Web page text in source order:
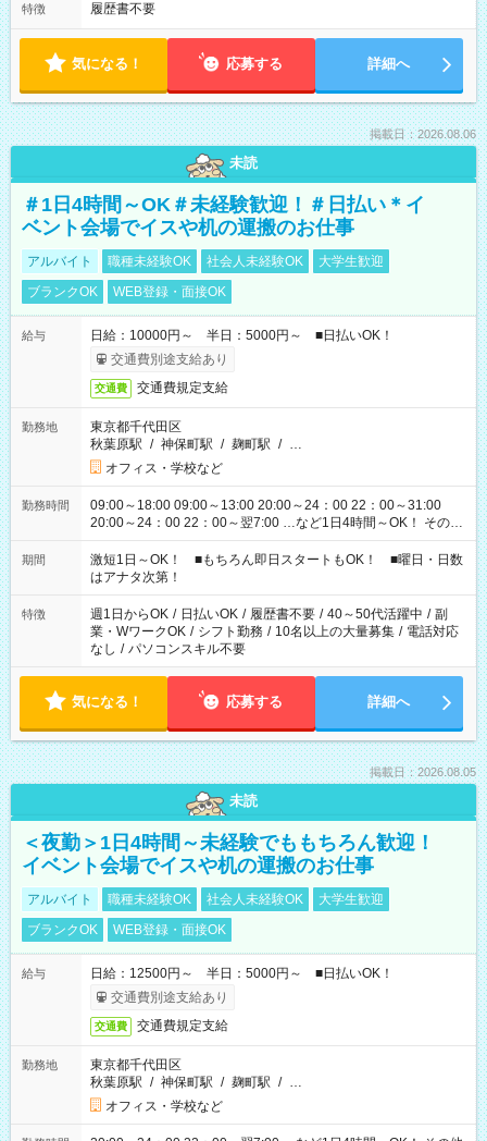
特徴 履歴書不要
気になる！ 応募する 詳細へ
掲載日：2026.08.06
未読
＃1日4時間～OK＃未経験歓迎！＃日払い＊イ
ベント会場でイスや机の運搬のお仕事
アルバイト 職種未経験OK 社会人未経験OK
大学生歓迎
ブランクOK
WEB登録・面接OK
給与
日給：10000円～ 半日：5000円～ ■日払いOK！
交通費別途支給あり
交通費 交通費規定支給
勤務地
東京都千代田区
秋葉原駅 / 神保町駅 / 麹町駅 / …
オフィス・学校など
勤務時間
09:00～18:00 09:00～13:00 20:00～24：00 22：00～31:00
20:00～24：00 22：00～翌7:00 …など1日4時間～OK！ その他
シフトもございます！ お気軽にご相談ください！
期間
激短1日～OK！ ■もちろん即日スタートもOK！ ■曜日・日数
はアナタ次第！
特徴 週1日からOK / 日払いOK / 履歴書不要 / 40～50代活躍中 / 副
業・WワークOK / シフト勤務 / 10名以上の大量募集 / 電話対応
なし / パソコンスキル不要
気になる！ 応募する 詳細へ
掲載日：2026.08.05
未読
＜夜勤＞1日4時間～未経験でももちろん歓迎！
イベント会場でイスや机の運搬のお仕事
アルバイト 職種未経験OK 社会人未経験OK
大学生歓迎
ブランクOK
WEB登録・面接OK
給与
日給：12500円～ 半日：5000円～ ■日払いOK！
交通費別途支給あり
交通費 交通費規定支給
勤務地
東京都千代田区
秋葉原駅 / 神保町駅 / 麹町駅 / …
オフィス・学校など